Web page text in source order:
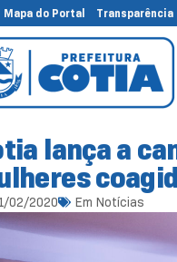
Mapa do Portal Transparência
lança a
02/2020 Em Notícias